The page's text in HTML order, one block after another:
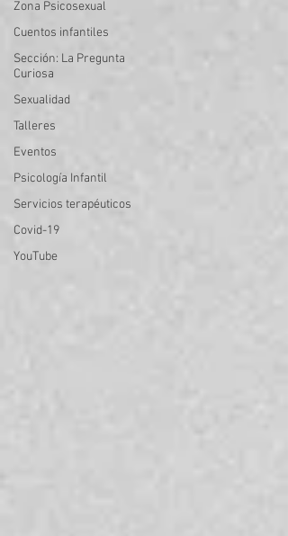
Zona Psicosexual
Cuentos infantiles
Sección: La Pregunta
Curiosa
Sexualidad
Talleres
Eventos
Psicología Infantil
Servicios terapéuticos
Covid-19
YouTube